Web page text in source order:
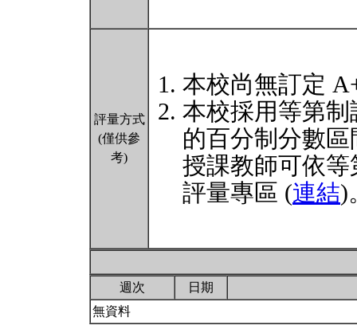
評量方式
(僅供參
考)
本校尚無訂定
本校採用等第
的百分制分數
授課教師可依
評量專區 (連結)
週次
日期
無資料